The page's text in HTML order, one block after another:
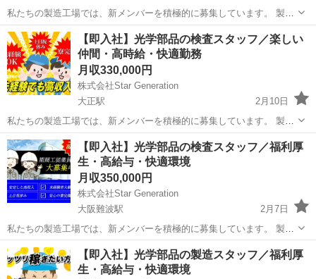
私たちの製造工場では、新メンバーを積極的に募集しています。 製造
プロセスにおいて、品質と効率を重視しながらチームと協力し、優れ
た製品作りに貢献していただきます。 未経験の方でも、手厚い研修と
サポートが整っているため、安心...
大阪 泉南市 樽井駅 半導体 未経験
【即入社】光学部品の検査スタッフ／楽しい
仲間・高時給・快適勤務
月収330,000円
株式会社Star Generation
大正駅
2月10日
私たちの製造工場では、新メンバーを積極的に募集しています。 製造
プロセスにおいて、品質と効率を重視しながらチームと協力し、優れ
た製品作りに貢献していただきます。 未経験の方でも、手厚い研修と
サポートが整っているため、安心...
大阪 大阪市 大正駅 半導体 未経験
【即入社】光学部品の検査スタッフ／福利厚
生・高給与・快適環境
月収350,000円
株式会社Star Generation
大阪難波駅
2月7日
私たちの製造工場では、新メンバーを積極的に募集しています。 製造
プロセスにおいて、品質と効率を重視しながらチームと協力し、優れ
た製品作りに貢献していただきます。 未経験の方でも、手厚い研修と
サポートが整っているため、安心...
大阪 大阪市 大阪難波駅 半導体 未経験
【即入社】光学部品の製造スタッフ／福利厚
生・高給与・快適環境